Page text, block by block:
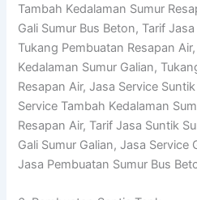
Tambah Kedalaman Sumur
Gali Sumur Bus Beton, Tarif
Tukang Pembuatan Resapan
Kedalaman Sumur Galian,
Resapan Air, Jasa Service
Service Tambah Kedalaman
Resapan Air, Tarif Jasa Suntik
Gali Sumur Galian, Jasa Service
Jasa Pembuatan Sumur Bus